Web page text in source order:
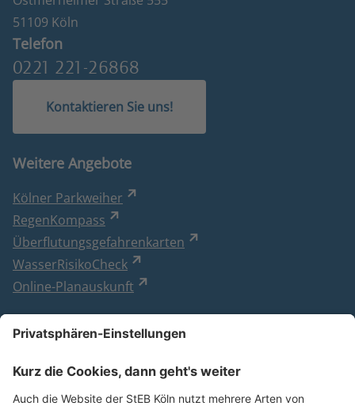
51109 Köln
Telefon
0221 221-26868
Kontaktieren Sie uns!
Weitere Angebote
Kölner Parkweiher
RegenKompass
Überflutungsgefahrenkarten
WasserRisikoCheck
Online-Planauskunft
Besuchen Sie uns